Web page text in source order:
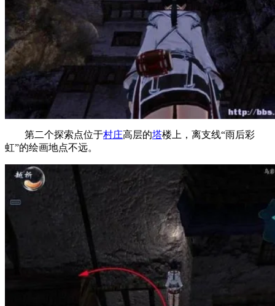
第二个探索点位于村庄高层的塔楼上，离支线“雨后彩
虹”的绘画地点不远。